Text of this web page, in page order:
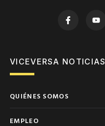
VICEVERSA NOTICIAS
QUIÉNES SOMOS
EMPLEO